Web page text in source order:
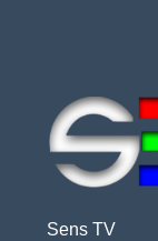
Sens TV